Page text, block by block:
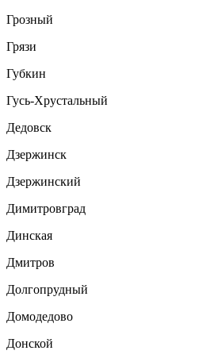
Грозный
Грязи
Губкин
Гусь-Хрустальный
Дедовск
Дзержинск
Дзержинский
Димитровград
Динская
Дмитров
Долгопрудный
Домодедово
Донской